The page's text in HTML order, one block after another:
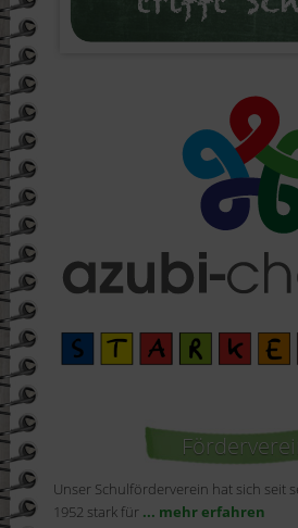
Unser Schulförderverein hat sich seit
1952 stark für ... mehr erfahren